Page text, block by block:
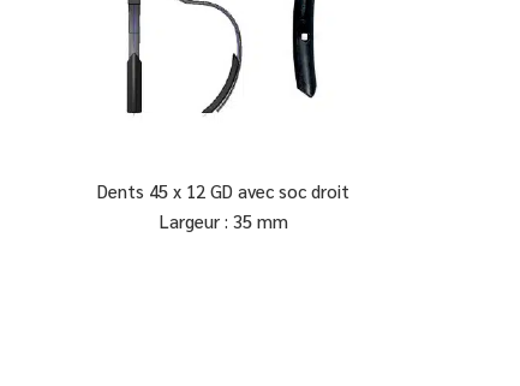
Dents 45 x 12 GD avec soc droit
Largeur : 35 mm